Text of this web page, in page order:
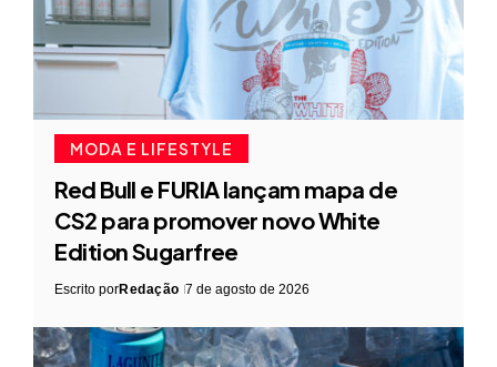
MODA E LIFESTYLE
Red Bull e FURIA lançam mapa de
CS2 para promover novo White
Edition Sugarfree
Escrito porRedação 7 de agosto de 2026